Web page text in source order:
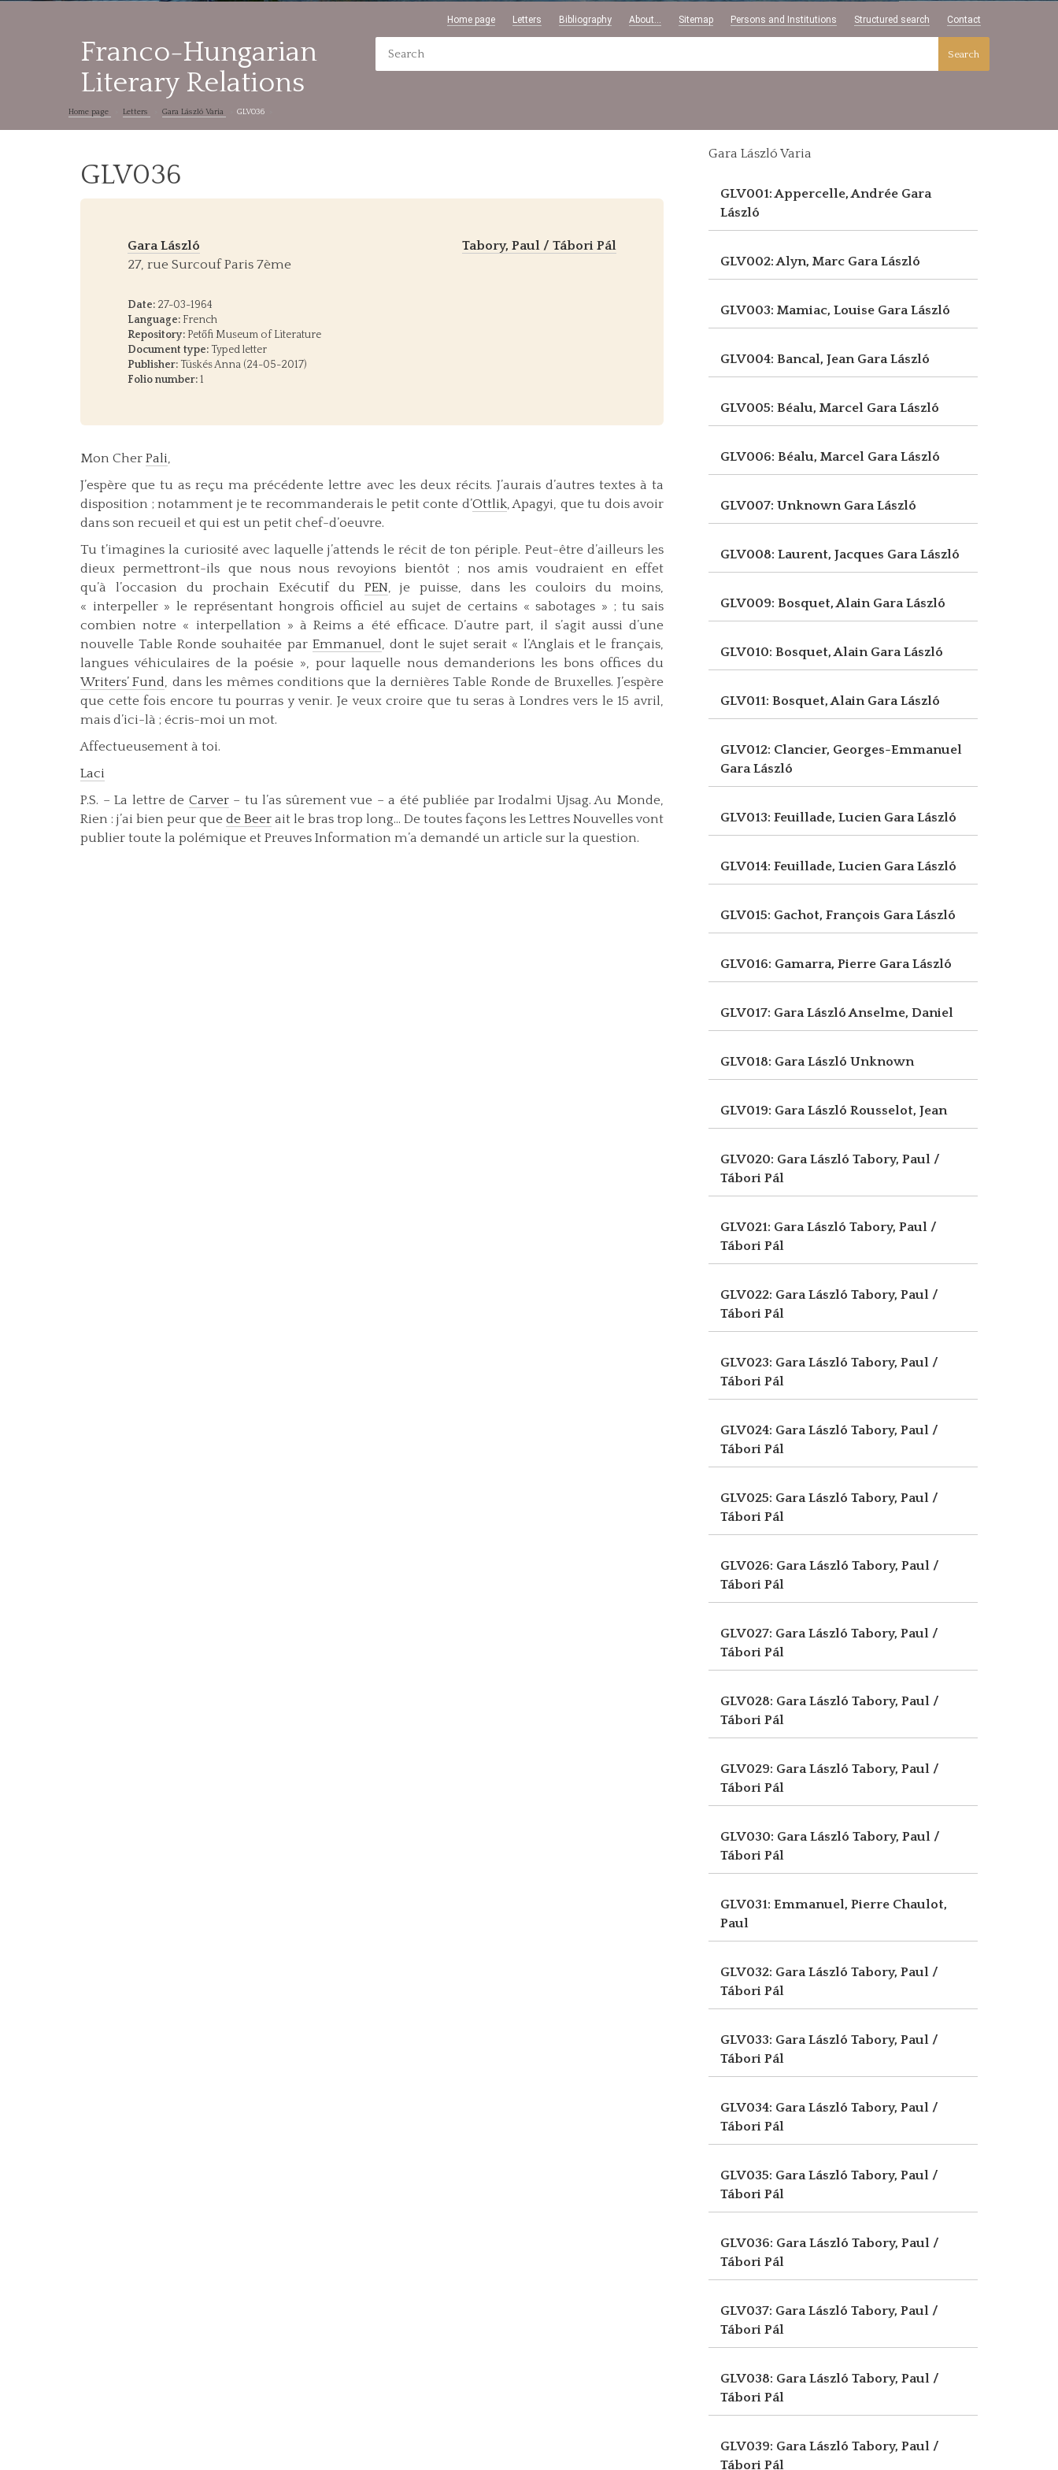
Home page Letters Bibliography About... Sitemap Persons and Institutions Structured search Contact
Franco-Hungarian
Literary Relations
Search
Home page Letters Gara László Varia GLV036
GLV036
Gara László
Tabory, Paul / Tábori Pál
27, rue Surcouf Paris 7ème
Date: 27-03-1964
Language: French
Repository: Petőfi Museum of Literature
Document type: Typed letter
Publisher: Tüskés Anna (24-05-2017)
Folio number:1
Mon Cher Pali,
J’espère que tu as reçu ma précédente lettre avec les deux récits. J’aurais d’autres textes à ta
disposition ; notamment je te recommanderais le petit conte d’Ottlik, Apagyi, que tu dois avoir
dans son recueil et qui est un petit chef-d’oeuvre.
Tu t’imagines la curiosité avec laquelle j’attends le récit de ton périple. Peut-être d’ailleurs les
dieux permettront-ils que nous nous revoyions bientôt ; nos amis voudraient en effet
qu’à l’occasion du prochain Exécutif du PEN, je puisse, dans les couloirs du moins,
« interpeller » le représentant hongrois officiel au sujet de certains « sabotages » ; tu sais
combien notre « interpellation » à Reims a été efficace. D’autre part, il s’agit aussi d’une
nouvelle Table Ronde souhaitée par Emmanuel, dont le sujet serait « l’Anglais et le français,
langues véhiculaires de la poésie », pour laquelle nous demanderions les bons offices du
Writers’ Fund, dans les mêmes conditions que la dernières Table Ronde de Bruxelles. J’espère
que cette fois encore tu pourras y venir. Je veux croire que tu seras à Londres vers le 15 avril,
mais d’ici-là ; écris-moi un mot.
Affectueusement à toi.
Laci
P.S. – La lettre de Carver– tu l’as sûrement vue – a été publiée par Irodalmi Ujsag. Au Monde,
Rien : j’ai bien peur que de Beer ait le bras trop long... De toutes façons les Lettres Nouvelles vont
publier toute la polémique et Preuves Information m’a demandé un article sur la question.
Gara László Varia
GLV001: Appercelle, Andrée Gara
László
GLV002: Alyn, Marc Gara László
GLV003: Mamiac, Louise Gara László
GLV004: Bancal, Jean Gara László
GLV005: Béalu, Marcel Gara László
GLV006: Béalu, Marcel Gara László
GLV007: Unknown Gara László
GLV008: Laurent, Jacques Gara László
GLV009: Bosquet, Alain Gara László
GLV010: Bosquet, Alain Gara László
GLV011: Bosquet, Alain Gara László
GLV012: Clancier, Georges-Emmanuel
Gara László
GLV013: Feuillade, Lucien Gara László
GLV014: Feuillade, Lucien Gara László
GLV015: Gachot, François Gara László
GLV016: Gamarra, Pierre Gara László
GLV017: Gara LászlóAnselme, Daniel
GLV018: Gara László Unknown
GLV019: Gara László Rousselot, Jean
GLV020: Gara László Tabory, Paul /
Tábori Pál
GLV021: Gara László Tabory, Paul /
Tábori Pál
GLV022: Gara László Tabory, Paul /
Tábori Pál
GLV023: Gara László Tabory, Paul /
Tábori Pál
GLV024: Gara László Tabory, Paul /
Tábori Pál
GLV025: Gara László Tabory, Paul /
Tábori Pál
GLV026: Gara László Tabory, Paul /
Tábori Pál
GLV027: Gara László Tabory, Paul /
Tábori Pál
GLV028: Gara László Tabory, Paul /
Tábori Pál
GLV029: Gara László Tabory, Paul /
Tábori Pál
GLV030: Gara László Tabory, Paul /
Tábori Pál
GLV031: Emmanuel, Pierre Chaulot,
Paul
GLV032: Gara László Tabory, Paul /
Tábori Pál
GLV033: Gara László Tabory, Paul /
Tábori Pál
GLV034: Gara László Tabory, Paul /
Tábori Pál
GLV035: Gara László Tabory, Paul /
Tábori Pál
GLV036: Gara László Tabory, Paul /
Tábori Pál
GLV037: Gara László Tabory, Paul /
Tábori Pál
GLV038: Gara László Tabory, Paul /
Tábori Pál
GLV039: Gara László Tabory, Paul /
Tábori Pál